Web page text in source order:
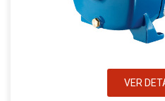
VER